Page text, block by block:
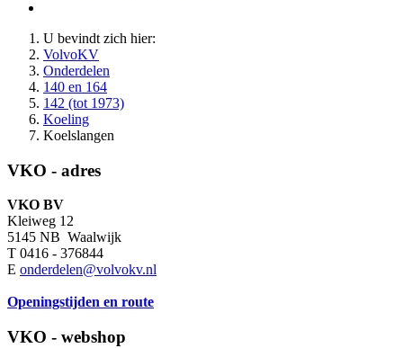
U bevindt zich hier:
VolvoKV
Onderdelen
140 en 164
142 (tot 1973)
Koeling
Koelslangen
VKO - adres
VKO BV
Kleiweg 12
5145 NB Waalwijk
T 0416 - 376844
E onderdelen@volvokv.nl
Openingstijden en route
VKO - webshop